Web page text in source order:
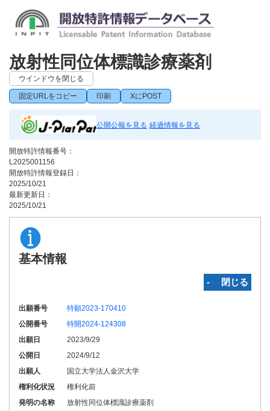
放射性同位体標識診療薬剤
ウインドウを閉じる
固定URLをコピー 印刷 XにPOST
公開公報を見る 経過情報を見る
開放特許情報番号：
L2025001156
開放特許情報登録日：
2025/10/21
最新更新日：
2025/10/21
基本情報
‐ 閉じる
出願番号
特願2023-170410
公開番号
特開2024-124308
出願日
2023/9/29
公開日
2024/9/12
出願人
国立大学法人金沢大学
権利化状況
権利化前
発明の名称
放射性同位体標識診療薬剤